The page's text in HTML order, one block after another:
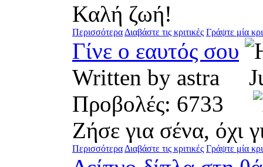
Καλή ζωή!
ΠερισσότεραΔιαβάστε τις κριτικές Γράψτε μία
Γίνε ο εαυτός σου
Written by astra
Προβολές: 6733
Ζήσε για σένα, όχι
ΠερισσότεραΔιαβάστε τις κριτικές Γράψτε μία